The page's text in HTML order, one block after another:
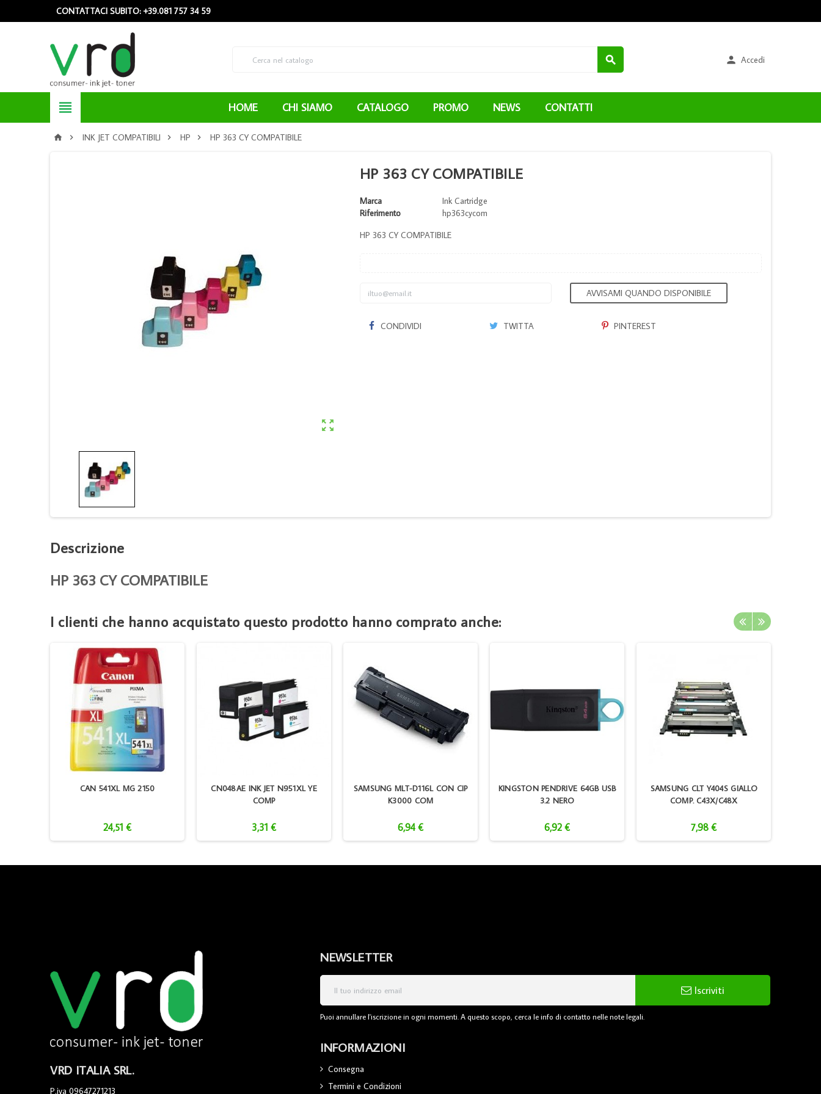
CONTATTACI SUBITO: +39.081 757 34 59
  Accedi
 HOME CHI SIAMO CATALOGO PROMO NEWS CONTATTI
  INK JET COMPATIBILI  HP  HP 363 CY COMPATIBILE

HP 363 CY COMPATIBILE
Marca
Ink Cartridge
Riferimento
hp363cycom
HP 363 CY COMPATIBILE
AVVISAMI QUANDO DISPONIBILE
CONDIVIDI TWITTA PINTEREST
Descrizione
HP 363 CY COMPATIBILE
I clienti che hanno acquistato questo prodotto hanno comprato anche:
CAN 541XL MG 2150
24,51 €
CN048AE INK JET N951XL YE
COMP
3,31 €
SAMSUNG MLT-D116L CON CIP
K3000 COM
6,94 €
KINGSTON PENDRIVE 64GB USB
3.2 NERO
6,92 €
SAMSUNG CLT Y404S GIALLO
COMP. C43X/C48X
7,98 €
VRD ITALIA SRL.
P.iva 09647271213
NEWSLETTER
Iscriviti
Puoi annullare l'iscrizione in ogni momenti. A questo scopo, cerca le info di contatto nelle note legali.
INFORMAZIONI
Consegna
Termini e Condizioni